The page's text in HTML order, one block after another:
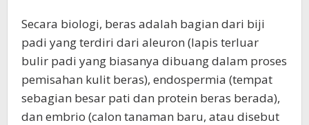
Secara biologi, beras adalah bagian dari biji
padi yang terdiri dari aleuron (lapis terluar
bulir padi yang biasanya dibuang dalam proses
pemisahan kulit beras), endospermia (tempat
sebagian besar pati dan protein beras berada),
dan embrio (calon tanaman baru, atau disebut